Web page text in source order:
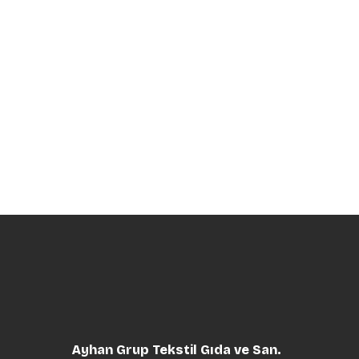
Ayhan Grup Tekstil Gıda ve San.